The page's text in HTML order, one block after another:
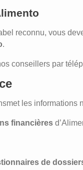
reconnu, vous
.
conseillers par
les informations
financières
de